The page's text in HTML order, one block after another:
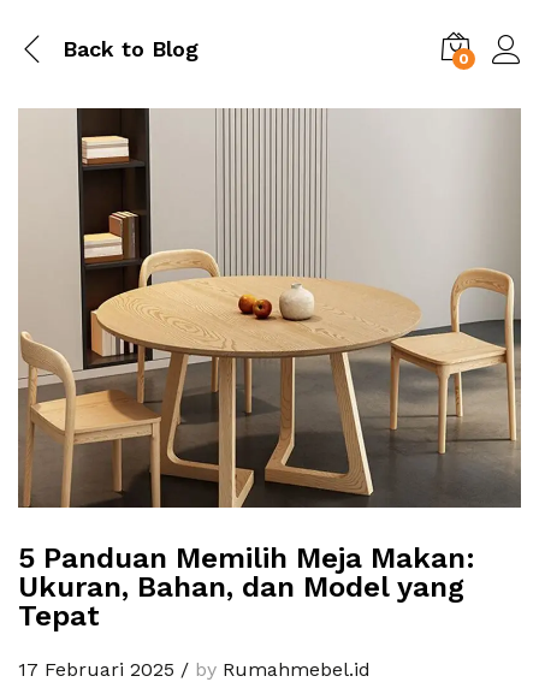
Back to Blog 0
5 Panduan Memilih Meja Makan:
Ukuran, Bahan, dan Model yang
Tepat
17 Februari 2025 / by Rumahmebel.id